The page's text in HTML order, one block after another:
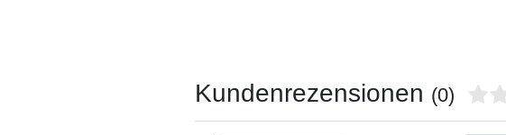
Kundenrezensionen (0)